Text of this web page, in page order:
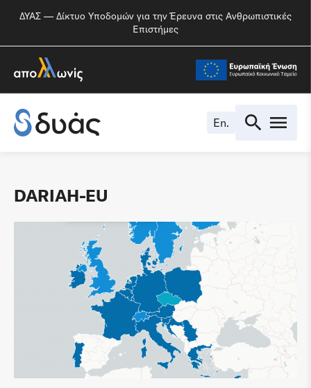
ΔΥΑΣ — Δίκτυο Υποδομών για την Έρευνα στις Ανθρωπιστικές
Επιστήμες
En.
DARIAH-EU